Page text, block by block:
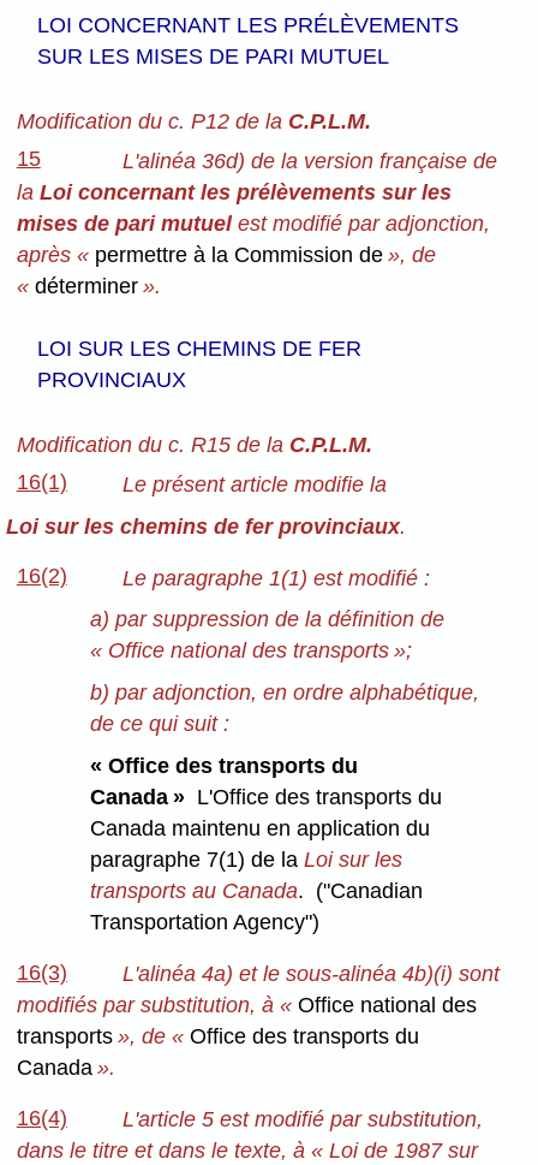
LOI CONCERNANT LES PRÉLÈVEMENTS
SUR LES MISES DE PARI MUTUEL
Modification du c. P12 de la C.P.L.M.
15
L'alinéa 36d) de la version française de
la Loi concernant les prélèvements sur les
mises de pari mutuelest modifié par adjonction,
après « permettre à la Commission de», de
« déterminer».
LOI SUR LES CHEMINS DE FER
PROVINCIAUX
Modification du c. R15 de la C.P.L.M.
16(1)
Le présent article modifie la
Loi sur les chemins de fer provinciaux.
16(2)
Le paragraphe 1(1) est modifié :
a) par suppression de la définition de
« Office national des transports »;
b) par adjonction, en ordre alphabétique,
de ce qui suit :
« Office des transports du
Canada » L'Office des transports du
Canada maintenu en application du
paragraphe 7(1) de laLoi sur les
transports au Canada. ("Canadian
Transportation Agency")
16(3)
L'alinéa 4a) et le sous-alinéa 4b)(i) sont
modifiés par substitution, à « Office national des
transports», de « Office des transports du
Canada».
16(4)
L'article 5 est modifié par substitution,
dans le titre et dans le texte, à « Loi de 1987 sur